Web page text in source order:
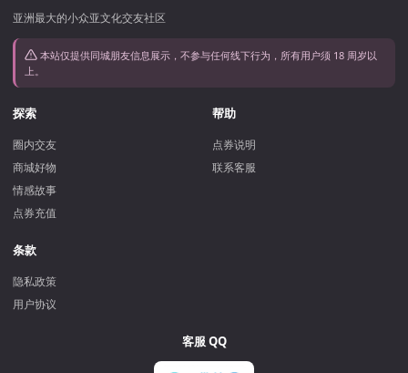
亚洲最大的小众亚文化交友社区
本站仅提供同城朋友信息展示，不参与任何线下行为，所有用户须 18 周岁以
上。
探索
圈内交友
商城好物
情感故事
点券充值
帮助
点券说明
联系客服
条款
隐私政策
用户协议
客服 QQ